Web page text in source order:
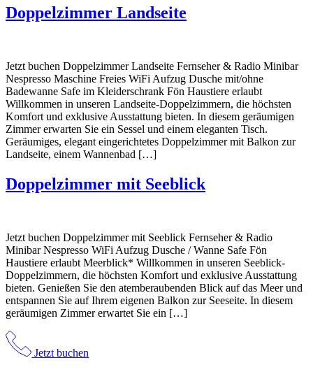
Doppelzimmer Landseite
Jetzt buchen Doppelzimmer Landseite Fernseher & Radio Minibar
Nespresso Maschine Freies WiFi Aufzug Dusche mit/ohne
Badewanne Safe im Kleiderschrank Fön Haustiere erlaubt
Willkommen in unseren Landseite-Doppelzimmern, die höchsten
Komfort und exklusive Ausstattung bieten. In diesem geräumigen
Zimmer erwarten Sie ein Sessel und einem eleganten Tisch.
Geräumiges, elegant eingerichtetes Doppelzimmer mit Balkon zur
Landseite, einem Wannenbad […]
Doppelzimmer mit Seeblick
Jetzt buchen Doppelzimmer mit Seeblick Fernseher & Radio
Minibar Nespresso WiFi Aufzug Dusche / Wanne Safe Fön
Haustiere erlaubt Meerblick* Willkommen in unseren Seeblick-
Doppelzimmern, die höchsten Komfort und exklusive Ausstattung
bieten. Genießen Sie den atemberaubenden Blick auf das Meer und
entspannen Sie auf Ihrem eigenen Balkon zur Seeseite. In diesem
geräumigen Zimmer erwartet Sie ein […]
Jetzt buchen